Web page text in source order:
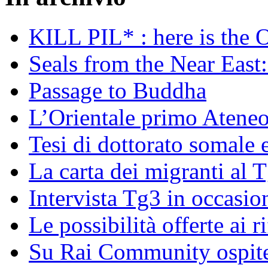
KILL PIL* : here is the
Seals from the Near
Passage to Buddha
L’Orientale primo
Tesi di dottorato somale
La carta dei migranti al
Intervista Tg3 in
Le possibilità offerte ai
Su Rai Community